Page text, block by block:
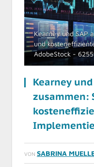
Kearney und SAP
und
AdobeStock -
Kearney
zusammen:
VON SABRINA